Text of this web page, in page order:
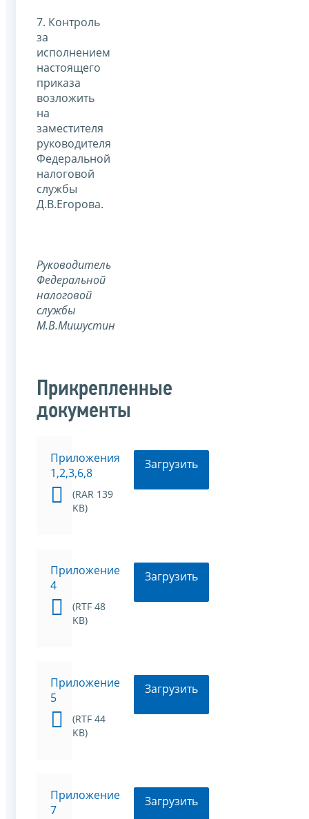
7. Контроль
за
исполнением
настоящего
приказа
возложить
на
заместителя
руководителя
Федеральной
налоговой
службы
Д.В.Егорова.
Руководитель
Федеральной
налоговой
службы
М.В.Мишустин
Прикрепленные
документы
Приложения
1,2,3,6,8
(RAR 139
KB)
Загрузить
Приложение
4
(RTF 48
KB)
Загрузить
Приложение
5
(RTF 44
KB)
Загрузить
Приложение
7
Загрузить